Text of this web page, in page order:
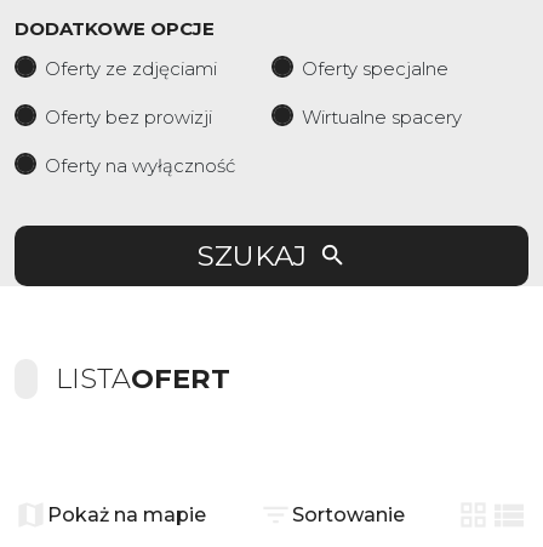
DODATKOWE OPCJE
Oferty ze zdjęciami
Oferty specjalne
Oferty bez prowizji Wirtualne spacery
Oferty na wyłączność
SZUKAJ
LISTAOFERT
−
Pokaż na mapie Sortowanie